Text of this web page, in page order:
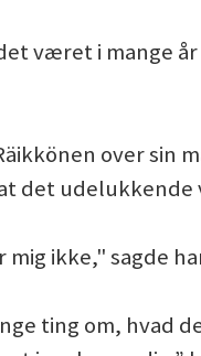
været i mange
over sin
det udelukkende
mig ikke," sagde
ting om, hvad